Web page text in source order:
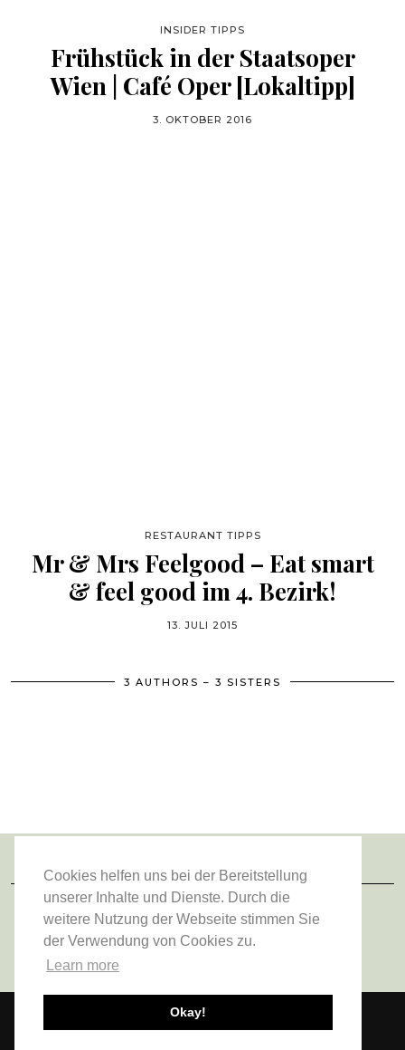
Cookies helfen uns bei der Bereitstellung
unserer Inhalte und Dienste. Durch die
weitere Nutzung der Webseite stimmen Sie
der Verwendung von Cookies zu.
Learn more
Okay!
INSIDER TIPPS
Frühstück in der Staatsoper
Wien | Café Oper [Lokaltipp]
3. OKTOBER 2016
RESTAURANT TIPPS
Mr & Mrs Feelgood – Eat smart
& feel good im 4. Bezirk!
13. JULI 2015
3 AUTHORS – 3 SISTERS
FOLGE UNS
VIENNA FASHION WALTZ